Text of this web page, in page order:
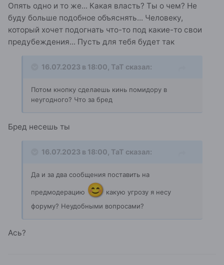
Опять одно и то же... Какая власть? Ты о чем? Не
буду больше подобное объяснять... Человеку,
который хочет подогнать что-то под какие-то свои
предубеждения... Пусть для тебя будет так
16.07.2023 в 18:00, ТаТ сказал:
Потом кнопку сделаешь кинь помидору в
неугодного? Что за бред
Бред несешь ты
16.07.2023 в 18:00, ТаТ сказал:
Да и за два сообщения поставить на
предмодерацию 😊 какую угрозу я несу
форуму? Неудобными вопросами?
Ась?